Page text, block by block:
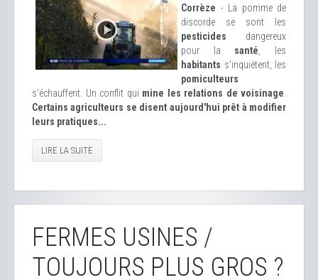
Corrèze - La pomme de
discorde se sont les
pesticides dangereux
pour la santé , les
habitants s'inquiètent, les
pomiculteurs
s'échauffent. Un conflit qui mine les relations de voisinage
Certains agriculteurs se disent aujourd'hui prêt à modifier
leurs pratiques...
LIRE LA SUITE
FERMES USINES /
TOUJOURS PLUS GROS ?